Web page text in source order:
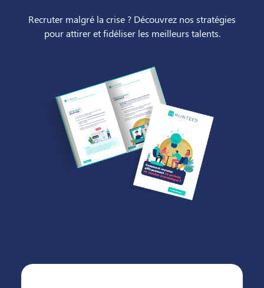
Recruter malgré la crise ? Découvrez nos stratégies
pour attirer et fidéliser les meilleurs talents.